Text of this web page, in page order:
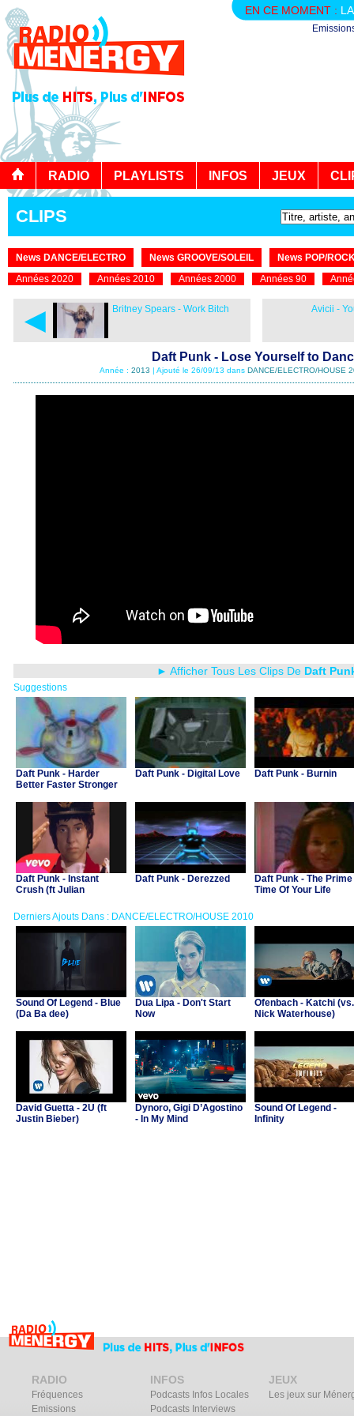
EN CE MOMENT :
RADIO PLAYLISTS INFOS JEUX
CLIPS
News DANCE/ELECTRO News GROOVE/SOLEIL
News POP/
Années 2020
Années 2010 Années 2000 Années 90
◄ Britney Spears - Work Bitch Avicii -
Daft Punk - Lose Yourself to
Année : 2013 | Ajouté le 26/09/13 dans DANCE/ELECTRO/HOUSE
► Afficher Tous Les Clips De Daft
Suggestions
Daft Punk - Harder
Better Faster Stronger
Daft Punk - Digital Love Daft Punk - Burnin
Daft Punk - Instant
Crush (ft Julian
Daft Punk - Derezzed
Daft Punk - The Prime
Time Of Your Life
Derniers Ajouts Dans : DANCE/ELECTRO/HOUSE 2010
Sound Of Legend - Blue
(Da Ba dee)
Dua Lipa - Don't Start
Now
Ofenbach - Katchi (vs.
Nick Waterhouse)
David Guetta - 2U (ft
Justin Bieber)
Dynoro, Gigi D’Agostino
- In My Mind
Sound Of Legend -
Infinity
RADIO
Fréquences
Emissions
INFOS
Podcasts Infos Locales
Podcasts Interviews
JEUX
Les jeux sur